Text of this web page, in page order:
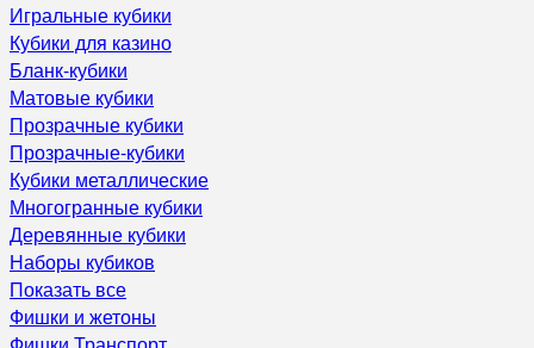
Игральные кубики
Кубики для казино
Бланк-кубики
Матовые кубики
Прозрачные кубики
Прозрачные-кубики
Кубики металлические
Многогранные кубики
Деревянные кубики
Наборы кубиков
Показать все
Фишки и жетоны